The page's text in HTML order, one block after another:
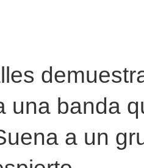
una banda
a un